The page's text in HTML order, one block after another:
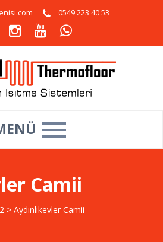
0549 223 40 53
Camii
> Aydınlıkevler Camii